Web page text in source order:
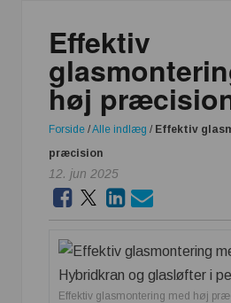
Effektiv
høj
Forside /Alle indlæg / Effektiv
præcision
12. jun 2025
Effektiv glasmontering med høj